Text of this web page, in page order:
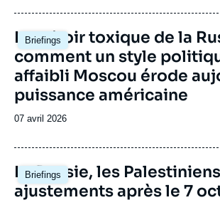
publication
Briefings
Image
principale
Le miroir toxique de la
comment un style
affaibli Moscou érode
puissance américaine
Date
publication
07 avril 2026
Briefings
Image
principale
La Russie, les
ajustements après le 7